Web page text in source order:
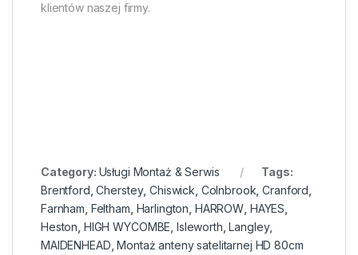
klientów naszej firmy.
Category: Usługi Montaż & Serwis
Tags:
Brentford ,Cherstey,Chiswick Colnbrook ,Cranford
Farnham Feltham Harlington HARROW HAYES
Heston HIGH WYCOMBE Isleworth ,Langley,
MAIDENHEAD ,Montaż anteny satelitarnej HD 80cm